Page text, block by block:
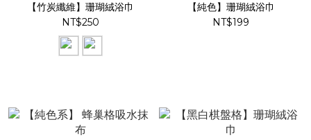
【竹炭纖維】珊瑚絨浴巾
NT$250
【純色】珊瑚絨浴巾
NT$199